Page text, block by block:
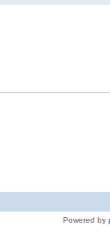
Powered by